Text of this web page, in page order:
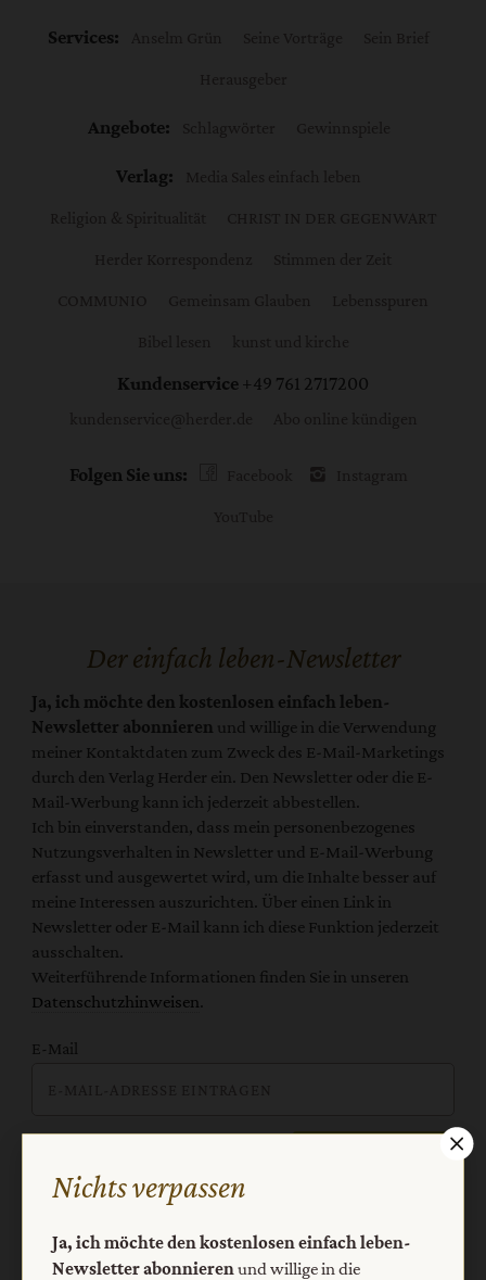
Services:
Angebote:
Verlag:
Kundenservice +49 761 2717200
Folgen Sie uns:
Der einfach leben-Newsletter
Ja, ich möchte den kostenlosen einfach leben-
Newsletter abonnieren und willige in die Verwendung
meiner Kontaktdaten zum Zweck des E-Mail-Marketings
durch den Verlag Herder ein. Den Newsletter oder die E-
Mail-Werbung kann ich jederzeit abbestellen.
Ich bin einverstanden, dass mein personenbezogenes
Nutzungsverhalten in Newsletter und E-Mail-Werbung
erfasst und ausgewertet wird, um die Inhalte besser auf
meine Interessen auszurichten. Über einen Link in
Newsletter oder E-Mail kann ich diese Funktion jederzeit
ausschalten.
Weiterführende Informationen finden Sie in unseren
Datenschutzhinweisen
E-Mail
Nichts verpassen
Ja, ich möchte den kostenlosen einfach leben-
Newsletter abonnierenund willige in die